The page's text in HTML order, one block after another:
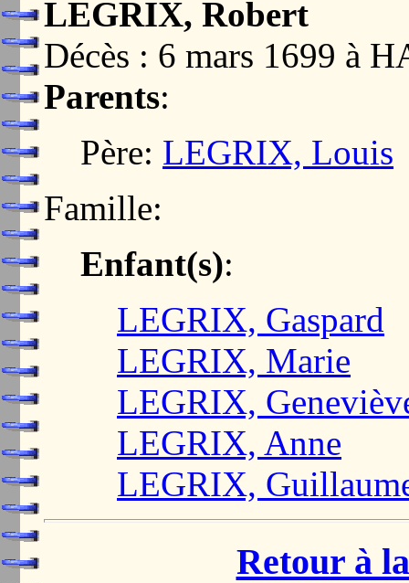
LEGRIX, Robert
Décès : 6 mars 1699 à
Parents:
Père: LEGRIX, Louis
Famille:
Enfant(s):
LEGRIX, Gaspard
LEGRIX, Marie
LEGRIX,
LEGRIX, Anne
LEGRIX,
Retour à